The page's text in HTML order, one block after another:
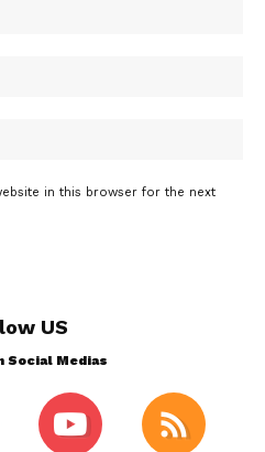
in this browser for the next
US
Social Medias